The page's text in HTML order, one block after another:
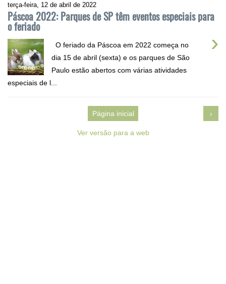
terça-feira, 12 de abril de 2022
Páscoa 2022: Parques de SP têm eventos especiais para
o feriado
›
O feriado da Páscoa em 2022 começa no
dia 15 de abril (sexta) e os parques de São
Paulo estão abertos com várias atividades
especiais de l...
›
Página inicial
Ver versão para a web